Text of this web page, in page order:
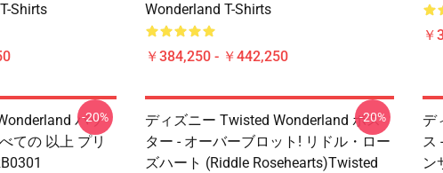
Shirts
Wonderland T-Shirts
￥384,250 - ￥442,250
￥
バッ
ての 以上 プリ
-20%
ディズニー Twisted Wonderland ポス
ター - オーバーブロット! リドル・ロー
ズハート (Riddle Rosehearts)Twisted
-20%
デ
ス
ン